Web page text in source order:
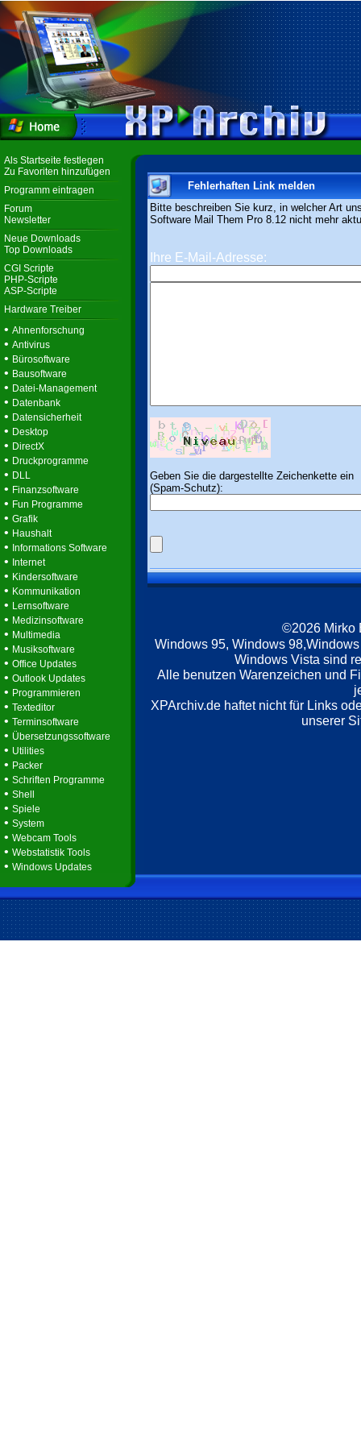
Als Startseite festlegen
Zu Favoriten hinzufügen
Programm eintragen
Forum
Newsletter
Neue Downloads
Top Downloads
CGI Scripte
PHP-Scripte
ASP-Scripte
Hardware Treiber
• Ahnenforschung
• Antivirus
• Bürosoftware
• Bausoftware
• Datei-Management
• Datenbank
• Datensicherheit
• Desktop
• DirectX
• Druckprogramme
• DLL
• Finanzsoftware
• Fun Programme
• Grafik
• Haushalt
• Informations Software
• Internet
• Kindersoftware
• Kommunikation
• Lernsoftware
• Medizinsoftware
• Multimedia
• Musiksoftware
• Office Updates
• Outlook Updates
• Programmieren
• Texteditor
• Terminsoftware
• Übersetzungssoftware
• Utilities
• Packer
• Schriften Programme
• Shell
• Spiele
• System
• Webcam Tools
• Webstatistik Tools
• Windows Updates
Fehlerhaften Link melden
Bitte beschreiben Sie kurz, in welcher Art
Software Mail Them Pro 8.12 nicht mehr
Ihre E-Mail-Adresse:
Geben Sie die dargestellte Zeichenkette ein
(Spam-Schutz):
©2026 Mirko
Windows 95, Windows
Windows Vista sind
Alle benutzen Warenzeichen und
XPArchiv.de haftet nicht für Links
unserer